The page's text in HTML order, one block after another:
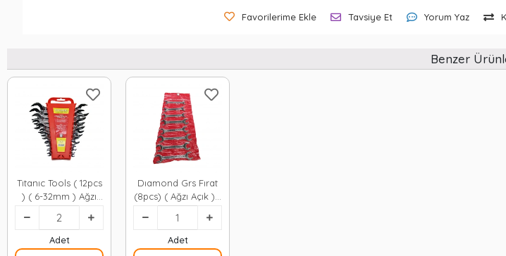
Favorilerime Ekle Tavsiye Et Yorum Yaz
Benzer
Tıtanıc Tools ( 12pcs
) ( 6-32mm ) Ağzı
Açık Anahtar Takımı
( Plastik Stand
Taşıma Aparatlı )*2x1
Adet
Dıamond Grs Fırat
(8pcs) ( Ağzı Açık ) (
6-22mm Anahtar
Takımı (6x7-8x9-
10x11-12x13-14x15-
16x17-18x19-20x22
Adet